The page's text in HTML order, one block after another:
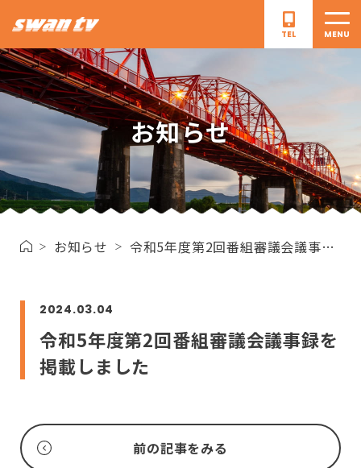
TEL MENU
CLOSE
ご加入をご検討の
お客さま
ご加入中の
お客さま
SwanTVとは
提供エリア
お知らせ
採用情報
お知らせ
お知らせ 令和5年度第2回番組審議会議事録を掲載しました
2024.03.04
令和5年度第2回番組審議会議事録を
掲載しました
前の記事をみる